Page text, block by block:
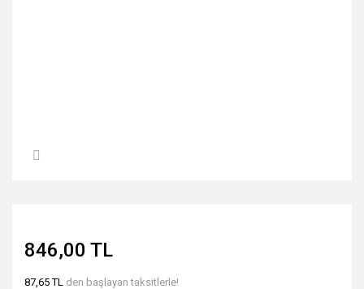
846,00 TL
87,65 TL den başlayan taksitlerle!